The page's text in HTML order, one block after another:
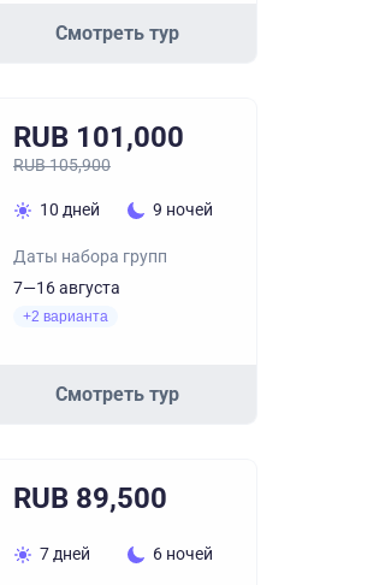
Смотреть тур
RUB 101,000
RUB 105,900
10 дней 9 ночей
Даты набора групп
7—16 августа
+2 варианта
Смотреть тур
RUB 89,500
7 дней 6 ночей